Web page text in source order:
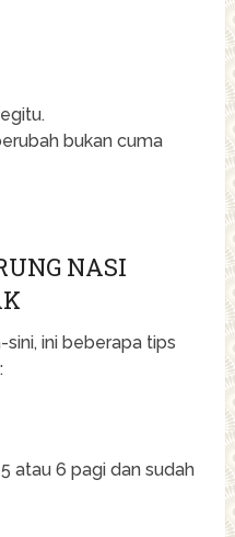
bukan cuma
NASI
ini beberapa tips
atau 6 pagi dan sudah